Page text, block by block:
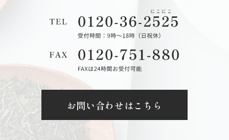
お問い合わせはこちら